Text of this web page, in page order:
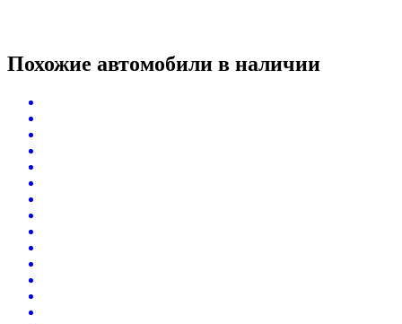
Похожие автомобили в наличии